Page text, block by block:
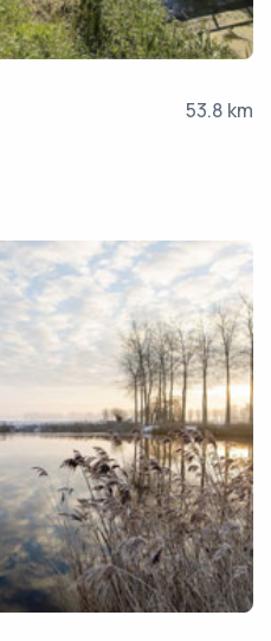
53.8 km